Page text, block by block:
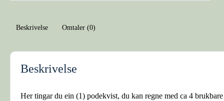
Beskrivelse Omtaler (0)
Beskrivelse
Her tingar du ein (1) podekvist, du kan regne med ca 4